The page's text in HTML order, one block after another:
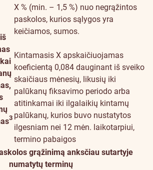
3
X % (min. – 1,5 %) nuo negrąžintos
paskolos, kurios sąlygos yra
keičiamos, sumos.
Kintamasis X apskaičiuojamas
koeficientą 0,084 dauginant iš sveiko
skaičiaus mėnesių, likusių iki
palūkanų fiksavimo periodo arba
atitinkamai iki ilgalaikių kintamų
palūkanų, kurios buvo nustatytos
ilgesniam nei 12 mėn. laikotarpiui,
termino pabaigos
grąžinimą anksčiau sutartyje
numatytų terminų